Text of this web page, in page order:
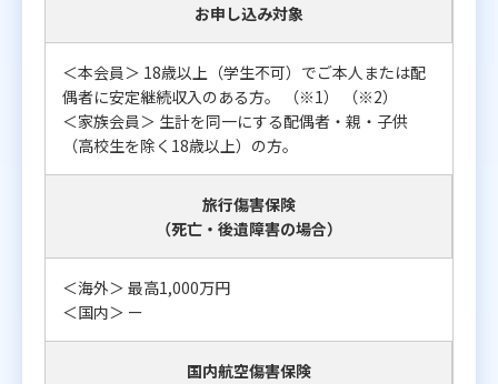
お申し込み対象
＜本会員＞ 18歳以上（学生不可）でご本人または配
偶者に安定継続収入のある方。 （※1） （※2）
＜家族会員＞ 生計を同一にする配偶者・親・子供
（高校生を除く18歳以上）の方。
旅行傷害保険
（死亡・後遺障害の場合）
＜海外＞ 最高1,000万円
＜国内＞ ー
国内航空傷害保険